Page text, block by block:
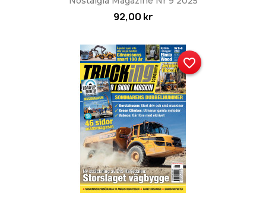
92,00 kr
favorite_border